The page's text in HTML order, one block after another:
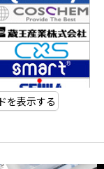
を表示する